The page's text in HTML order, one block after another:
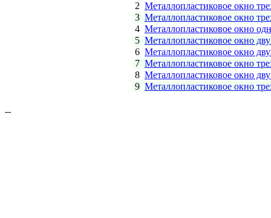
2 Металлопластиковое окно
3 Металлопластиковое окно
4 Металлопластиковое окно
5 Металлопластиковое окно
6 Металлопластиковое окно
7 Металлопластиковое окно
8 Металлопластиковое окно
9 Металлопластиковое окно
--